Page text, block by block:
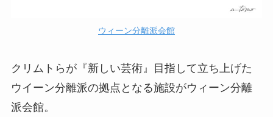
ウィーン分離派会館
クリムトらが『新しい芸術』目指して立ち上げた
ウイーン分離派の拠点となる施設がウィーン分離
派会館。